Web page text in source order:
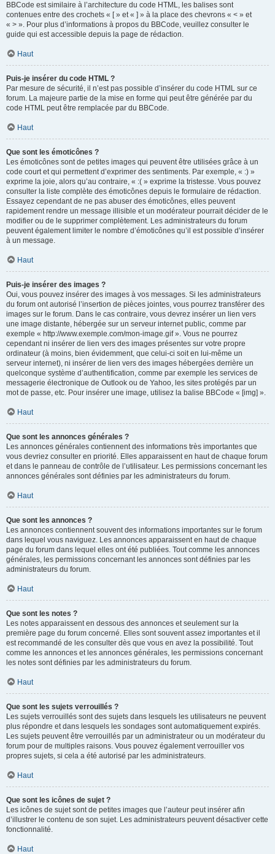
BBCode est similaire à l’architecture du code HTML, les balises sont
contenues entre des crochets « [ » et « ] » à la place des chevrons « < » et
« > ». Pour plus d’informations à propos du BBCode, veuillez consulter le
guide qui est accessible depuis la page de rédaction.
Haut
Puis-je insérer du code HTML ?
Par mesure de sécurité, il n’est pas possible d’insérer du code HTML sur ce
forum. La majeure partie de la mise en forme qui peut être générée par du
code HTML peut être remplacée par du BBCode.
Haut
Que sont les émoticônes ?
Les émoticônes sont de petites images qui peuvent être utilisées grâce à un
code court et qui permettent d’exprimer des sentiments. Par exemple, « :) »
exprime la joie, alors qu’au contraire, « :( » exprime la tristesse. Vous pouvez
consulter la liste complète des émoticônes depuis le formulaire de rédaction.
Essayez cependant de ne pas abuser des émoticônes, elles peuvent
rapidement rendre un message illisible et un modérateur pourrait décider de le
modifier ou de le supprimer complètement. Les administrateurs du forum
peuvent également limiter le nombre d’émoticônes qu’il est possible d’insérer
à un message.
Haut
Puis-je insérer des images ?
Oui, vous pouvez insérer des images à vos messages. Si les administrateurs
du forum ont autorisé l’insertion de pièces jointes, vous pourrez transférer des
images sur le forum. Dans le cas contraire, vous devrez insérer un lien vers
une image distante, hébergée sur un serveur internet public, comme par
exemple « http://www.exemple.com/mon-image.gif ». Vous ne pourrez
cependant ni insérer de lien vers des images présentes sur votre propre
ordinateur (à moins, bien évidemment, que celui-ci soit en lui-même un
serveur internet), ni insérer de lien vers des images hébergées derrière un
quelconque système d’authentification, comme par exemple les services de
messagerie électronique de Outlook ou de Yahoo, les sites protégés par un
mot de passe, etc. Pour insérer une image, utilisez la balise BBCode « [img] ».
Haut
Que sont les annonces générales ?
Les annonces générales contiennent des informations très importantes que
vous devriez consulter en priorité. Elles apparaissent en haut de chaque forum
et dans le panneau de contrôle de l’utilisateur. Les permissions concernant les
annonces générales sont définies par les administrateurs du forum.
Haut
Que sont les annonces ?
Les annonces contiennent souvent des informations importantes sur le forum
dans lequel vous naviguez. Les annonces apparaissent en haut de chaque
page du forum dans lequel elles ont été publiées. Tout comme les annonces
générales, les permissions concernant les annonces sont définies par les
administrateurs du forum.
Haut
Que sont les notes ?
Les notes apparaissent en dessous des annonces et seulement sur la
première page du forum concerné. Elles sont souvent assez importantes et il
est recommandé de les consulter dès que vous en avez la possibilité. Tout
comme les annonces et les annonces générales, les permissions concernant
les notes sont définies par les administrateurs du forum.
Haut
Que sont les sujets verrouillés ?
Les sujets verrouillés sont des sujets dans lesquels les utilisateurs ne peuvent
plus répondre et dans lesquels les sondages sont automatiquement expirés.
Les sujets peuvent être verrouillés par un administrateur ou un modérateur du
forum pour de multiples raisons. Vous pouvez également verrouiller vos
propres sujets, si cela a été autorisé par les administrateurs.
Haut
Que sont les icônes de sujet ?
Les icônes de sujet sont de petites images que l’auteur peut insérer afin
d’illustrer le contenu de son sujet. Les administrateurs peuvent désactiver cette
fonctionnalité.
Haut